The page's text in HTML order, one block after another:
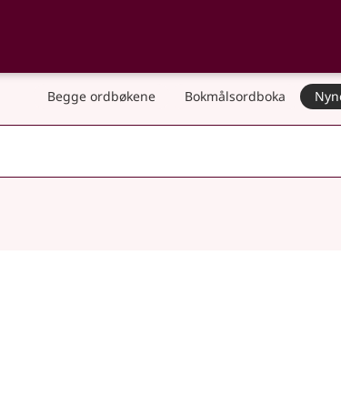
og
Begge ordbøkene Bokmålsordboka